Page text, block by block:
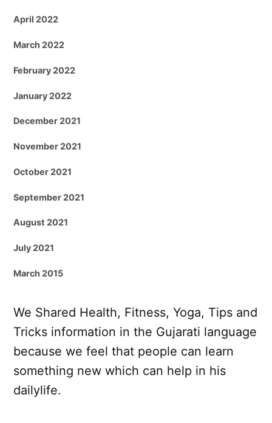
April 2022
March 2022
February 2022
January 2022
December 2021
November 2021
October 2021
September 2021
August 2021
July 2021
March 2015
We Shared Health, Fitness, Yoga, Tips and
Tricks information in the Gujarati language
because we feel that people can learn
something new which can help in his
dailylife.